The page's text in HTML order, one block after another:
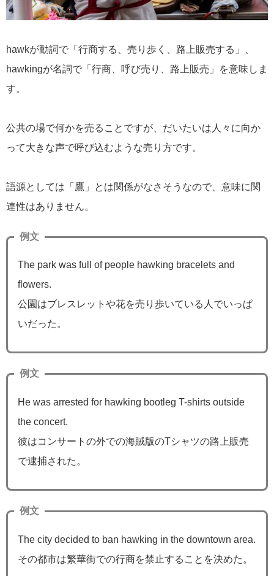
hawkが動詞で「行商する、売り歩く、路上販売する」、
hawkingが名詞で「行商、呼び売り、路上販売」を意味しま
す。
公共の場で何かを売ることですが、だいたいは人々に向か
って大きな声で呼び込むような売り方です。
語源としては「鷹」とは関係がなさそうなので、意味に関
連性はありません。
例文
The park was full of people hawking bracelets and
flowers.
公園はブレスレットや花を売り歩いている人でいっぱ
いだった。
例文
He was arrested for hawking bootleg T-shirts outside
the concert.
彼はコンサートの外での海賊版のTシャツの路上販売
で逮捕された。
例文
The city decided to ban hawking in the downtown area.
その都市は繁華街での行商を禁止することを決めた。